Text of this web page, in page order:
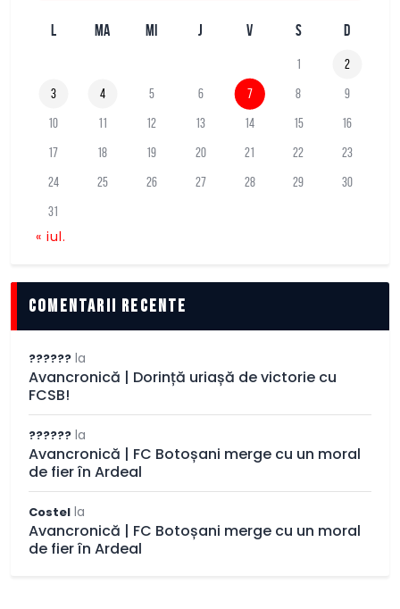
L MA MI J V S D
1 2
3 4 5 6 7 8 9
10 11 12 13 14 15 16
17 18 19 20 21 22 23
24 25 26 27 28 29 30
31
« iul.
comentarii recente
?????? la
Avancronică | Dorință uriașă de victorie cu
FCSB!
?????? la
Avancronică | FC Botoșani merge cu un moral
de fier în Ardeal
Costel la
Avancronică | FC Botoșani merge cu un moral
de fier în Ardeal